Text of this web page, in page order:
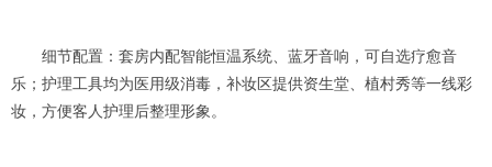
细节配置：套房内配智能恒温系统、蓝牙音响，可自选疗愈音
乐；护理工具均为医用级消毒，补妆区提供资生堂、植村秀等一线彩
妆，方便客人护理后整理形象。